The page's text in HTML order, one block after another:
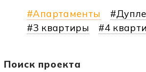
Апартаменты
3 квартиры
4
Поиск проекта